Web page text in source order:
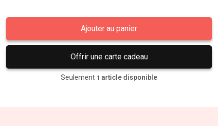
Ajouter au panier
Offrir une carte cadeau
Seulement 1 article disponible